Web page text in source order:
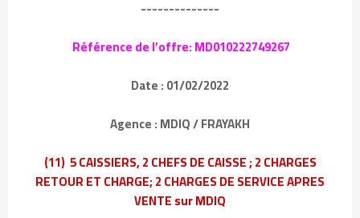
--------------
Référence de l’offre: MD010222749267
Date : 01/02/2022
Agence : MDIQ / FRAYAKH
(11) 5 CAISSIERS, 2 CHEFS DE CAISSE ; 2 CHARGES
RETOUR ET CHARGE; 2 CHARGES DE SERVICE APRES
VENTE sur MDIQ